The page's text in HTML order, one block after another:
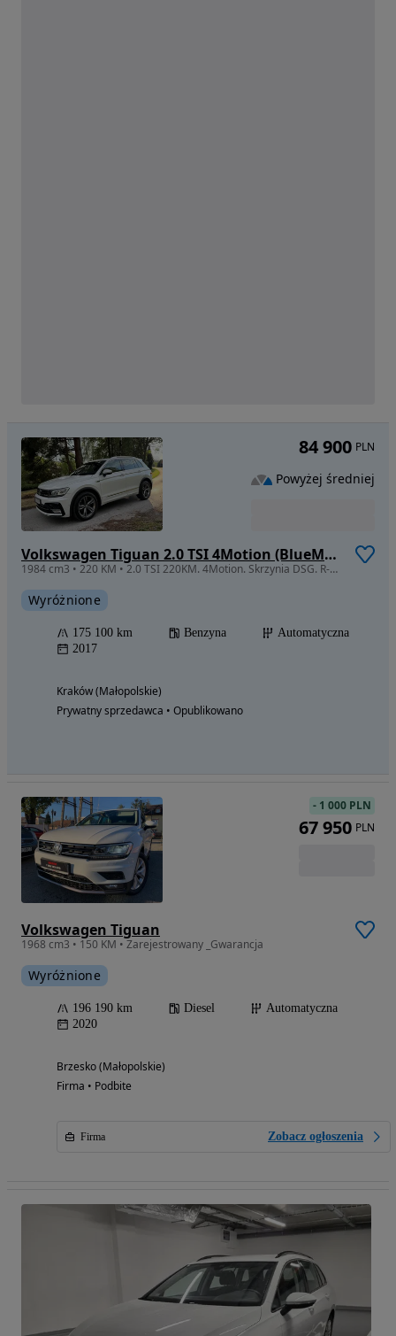
Volkswagen Tiguan 2.0 TSI 4Motion (BlueMotion Technology) DSG Highline
1984 cm3 • 220 KM • 2.0 TSI 220KM. 4Motion. Skrzynia DSG. R-Line. Bezwypadkowy. Serwis ASO
Wyróżnione
175 100 km Benzyna
Automatyczna
2017
Kraków (Małopolskie)
Prywatny sprzedawca • Opublikowano
84 900 PLN
Powyżej średniej
Volkswagen Tiguan
1968 cm3 • 150 KM • Zarejestrowany _Gwarancja
Wyróżnione
196 190 km Diesel
Automatyczna
2020
Brzesko (Małopolskie)
Firma • Podbite
Firma Zobacz ogłoszenia
- 1 000 PLN
67 950 PLN